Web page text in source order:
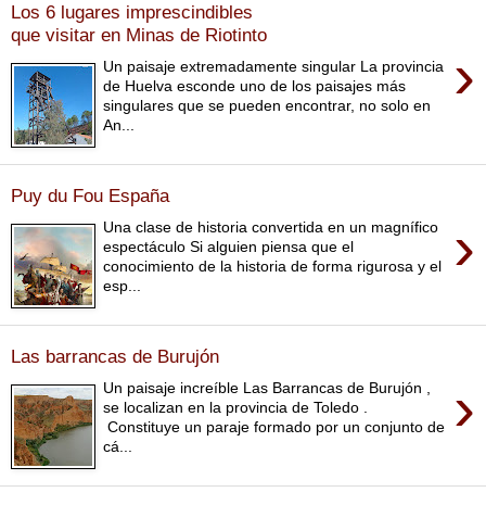
Los 6 lugares imprescindibles
que visitar en Minas de Riotinto
›
Un paisaje extremadamente singular La provincia
de Huelva esconde uno de los paisajes más
singulares que se pueden encontrar, no solo en
An...
Puy du Fou España
›
Una clase de historia convertida en un magnífico
espectáculo Si alguien piensa que el
conocimiento de la historia de forma rigurosa y el
esp...
Las barrancas de Burujón
›
Un paisaje increíble Las Barrancas de Burujón ,
se localizan en la provincia de Toledo .
Constituye un paraje formado por un conjunto de
cá...